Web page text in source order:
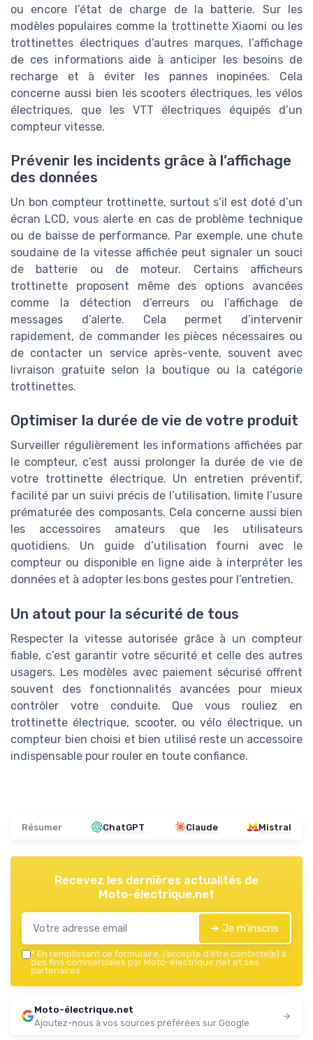
ou encore l’état de charge de la batterie. Sur les
modèles populaires comme la trottinette Xiaomi ou les
trottinettes électriques d’autres marques, l’affichage
de ces informations aide à anticiper les besoins de
recharge et à éviter les pannes inopinées. Cela
concerne aussi bien les scooters électriques, les vélos
électriques, que les VTT électriques équipés d’un
compteur vitesse.
Prévenir les incidents grâce à l’affichage
des données
Un bon compteur trottinette, surtout s’il est doté d’un
écran LCD, vous alerte en cas de problème technique
ou de baisse de performance. Par exemple, une chute
soudaine de la vitesse affichée peut signaler un souci
de batterie ou de moteur. Certains afficheurs
trottinette proposent même des options avancées
comme la détection d’erreurs ou l’affichage de
messages d’alerte. Cela permet d’intervenir
rapidement, de commander les pièces nécessaires ou
de contacter un service après-vente, souvent avec
livraison gratuite selon la boutique ou la catégorie
trottinettes.
Optimiser la durée de vie de votre produit
Surveiller régulièrement les informations affichées par
le compteur, c’est aussi prolonger la durée de vie de
votre trottinette électrique. Un entretien préventif,
facilité par un suivi précis de l’utilisation, limite l’usure
prématurée des composants. Cela concerne aussi bien
les accessoires amateurs que les utilisateurs
quotidiens. Un guide d’utilisation fourni avec le
compteur ou disponible en ligne aide à interpréter les
données et à adopter les bons gestes pour l’entretien.
Un atout pour la sécurité de tous
Respecter la vitesse autorisée grâce à un compteur
fiable, c’est garantir votre sécurité et celle des autres
usagers. Les modèles avec paiement sécurisé offrent
souvent des fonctionnalités avancées pour mieux
contrôler votre conduite. Que vous rouliez en
trottinette électrique, scooter, ou vélo électrique, un
compteur bien choisi et bien utilisé reste un accessoire
indispensable pour rouler en toute confiance.
Résumer ChatGPT Claude Mistral
Recevez les dernières actualités de
Moto-électrique.net
➔ Je m'inscris
* En remplissant ce formulaire, j’accepte d’être contacté(e) à
des fins commerciales par Moto-électrique.net et ses
partenaires.
Moto-électrique.net
Ajoutez-nous à vos sources préférées sur Google